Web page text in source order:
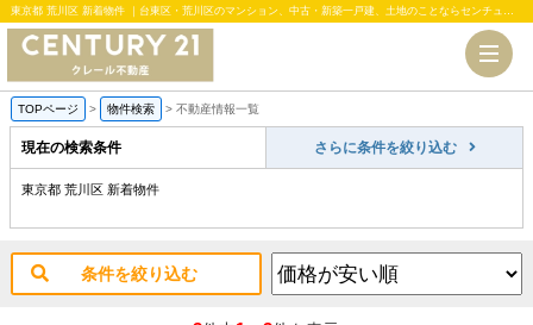
東京都 荒川区 新着物件 ｜台東区・荒川区のマンション、中古・新築一戸建、土地のことならセンチュリー21クレール不動産
TOPページ > 物件検索 > 不動産情報一覧
現在の検索条件 さらに条件を絞り込む
東京都 荒川区 新着物件
条件を絞り込む